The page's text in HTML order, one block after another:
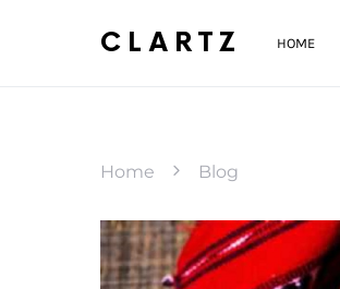
CLARTZ HOME
Home Blog